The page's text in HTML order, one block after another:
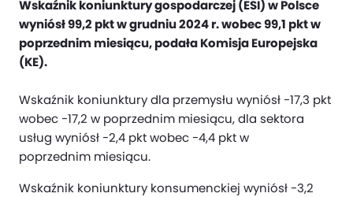
Wskaźnik koniunktury gospodarczej (ESI) w Polsce
wyniósł 99,2 pkt w grudniu 2024 r. wobec 99,1 pkt w
poprzednim miesiącu, podała Komisja Europejska
(KE).
Wskaźnik koniunktury dla przemysłu wyniósł -17,3 pkt
wobec -17,2 w poprzednim miesiącu, dla sektora
usług wyniósł -2,4 pkt wobec -4,4 pkt w
poprzednim miesiącu.
Wskaźnik koniunktury konsumenckiej wyniósł -3,2